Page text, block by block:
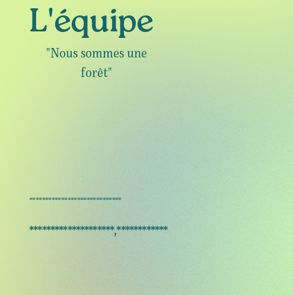
L'équipe
"Nous sommes une
forêt"
*****************************
********************,************